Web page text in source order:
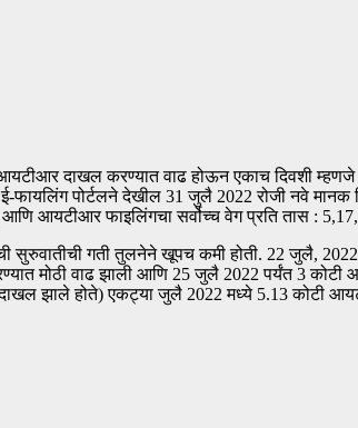
आयटीआर दाखल करण्यात वाढ होऊन एकाच दिवशी
पोर्टलने देखील 31 जुलै 2022 रोजी नवे मानक
आयटीआर फाइलिंगचा सर्वोच्च वेग प्रति तास :
सुरुवातीची गती तुलनेने खूपच कमी होती. 22 जुलै,
मोठी वाढ झाली आणि 25 जुलै 2022 पर्यंत 3
झाले होते) एकट्या जुलै 2022 मध्ये 5.13 कोटी